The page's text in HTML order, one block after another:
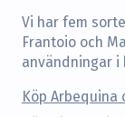
Vi har fem
Frantoio och
användningar i
Köp Arbequina